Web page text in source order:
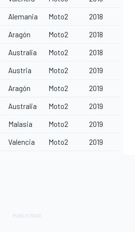
Alemania Moto2 2018
Aragón Moto2 2018
Australia Moto2 2018
Austria Moto2 2019
Aragón Moto2 2019
Australia Moto2 2019
Malasia Moto2 2019
Valencia Moto2 2019